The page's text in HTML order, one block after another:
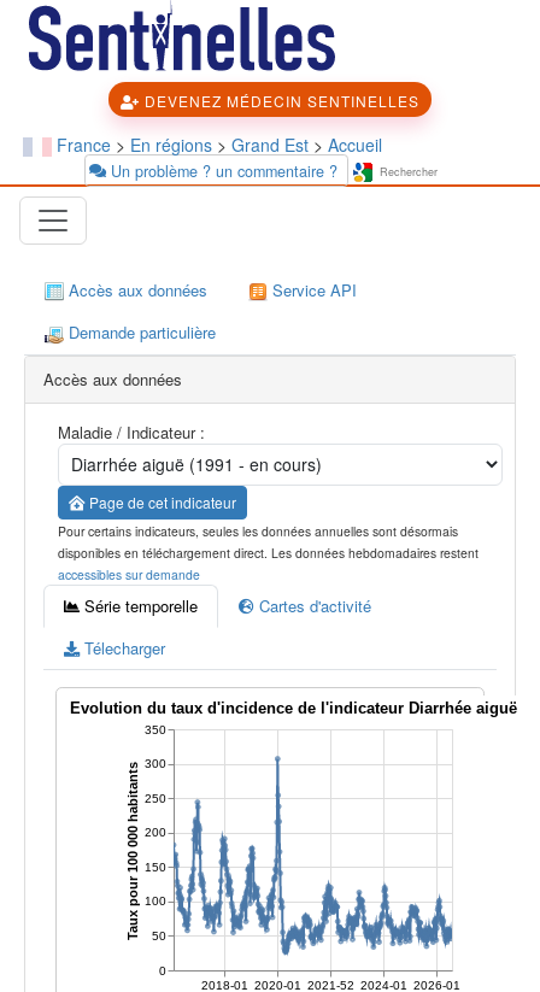
DEVENEZ MÉDECIN SENTINELLES
France > En régions > Grand Est > Accueil
Un problème ? un commentaire ?
Accès aux données
Service API
Demande particulière
Accès aux données
Maladie / Indicateur :
Page de cet indicateur
Pour certains indicateurs, seules les données annuelles sont désormais
disponibles en téléchargement direct. Les données hebdomadaires restent
accessibles sur demande
Série temporelle
Cartes d'activité
Télecharger
2018-01 2020-01 2021-52 2024-01 2026-01
0
50
100
150
200
250
300
350
Taux pour 100 000 habitants
Evolution du taux d'incidence de l'indicateur Diarrhée aiguë